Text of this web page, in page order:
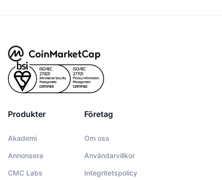
Produkter
Akademi
Annonsera
CMC Labs
Företag
Om oss
Användarvillkor
Integritetspolicy